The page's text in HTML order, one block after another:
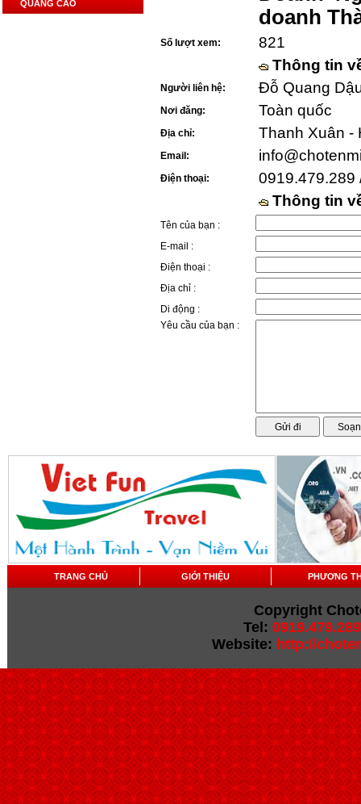
QUẢNG CÁO
doanh
Số lượt xem:
821
Thông tin
Người liên hệ: Đỗ Quang
Nơi đăng: Toàn quốc
Địa chỉ: Thanh Xuân -
Email:
Điện thoại:
0919.479.289
Thông tin
Tên của bạn :
E-mail :
Điện thoại :
Địa chỉ :
Di động :
Yêu cầu của bạn :
TRANG CHỦ GIỚI THIỆU PHƯƠNG
Copyright
Tel: 0919.479.289
Website: http://